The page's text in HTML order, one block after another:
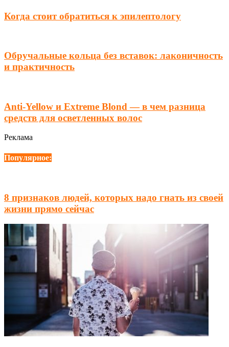
Когда стоит обратиться к эпилептологу
Обручальные кольца без вставок: лаконичность
и практичность
Anti-Yellow и Extreme Blond — в чем разница
средств для осветленных волос
Реклама
Популярное:
8 признаков людей, которых надо гнать из своей
жизни прямо сейчас